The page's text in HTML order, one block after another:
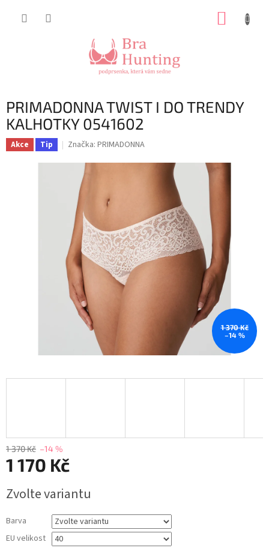
PRIMADONNA TWIST I DO TRENDY
KALHOTKY 0541602
Akce Tip Značka: PRIMADONNA
1 370 Kč
–14 %
1 370 Kč –14 %
1 170 Kč
cena:
Zvolte variantu
Barva
EU velikost